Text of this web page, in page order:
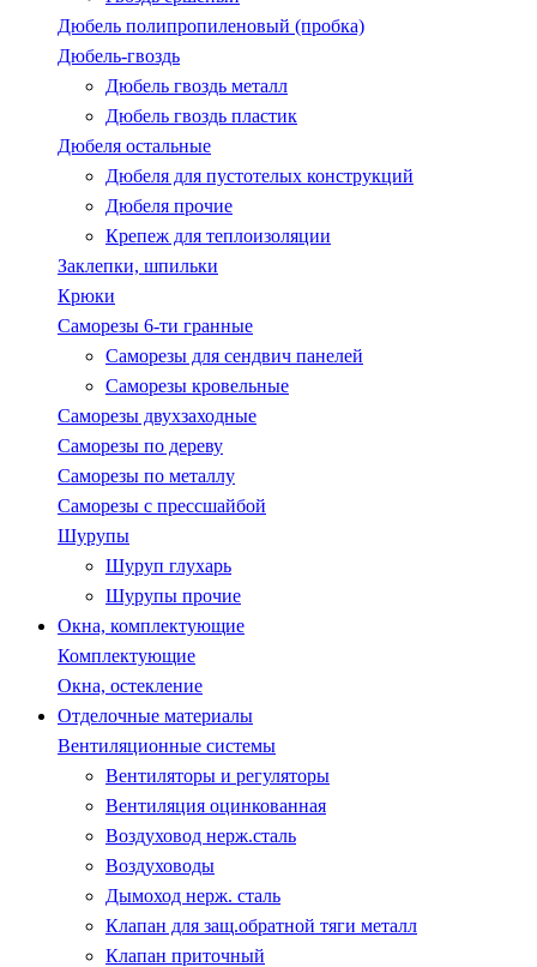
Дюбель полипропиленовый (пробка)
Дюбель-гвоздь
Дюбель гвоздь металл
Дюбель гвоздь пластик
Дюбеля остальные
Дюбеля для пустотелых конструкций
Дюбеля прочие
Крепеж для теплоизоляции
Заклепки, шпильки
Крюки
Саморезы 6-ти гранные
Саморезы для сендвич панелей
Саморезы кровельные
Саморезы двухзаходные
Саморезы по дереву
Саморезы по металлу
Саморезы с пресcшайбой
Шурупы
Шуруп глухарь
Шурупы прочие
Окна, комплектующие
Комплектующие
Окна, остекление
Отделочные материалы
Вентиляционные системы
Вентиляторы и регуляторы
Вентиляция оцинкованная
Воздуховод нерж.сталь
Воздуховоды
Дымоход нерж. сталь
Клапан для защ.обратной тяги металл
Клапан приточный